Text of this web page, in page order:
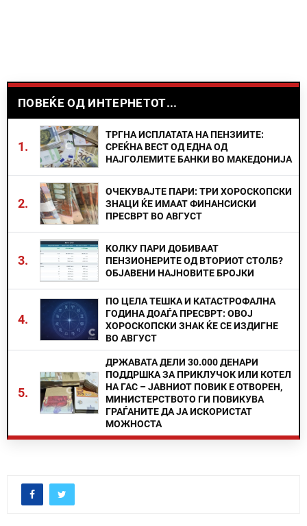
ПОВЕЌЕ ОД ИНТЕРНЕТОТ...
1.
ТРГНА ИСПЛАТАТА НА ПЕНЗИИТЕ:
СРЕЌНА ВЕСТ ОД ЕДНА ОД
НАЈГОЛЕМИТЕ БАНКИ ВО МАКЕДОНИЈА
2.
ОЧЕКУВАЈТЕ ПАРИ: ТРИ ХОРОСКОПСКИ
ЗНАЦИ ЌЕ ИМААТ ФИНАНСИСКИ
ПРЕСВРТ ВО АВГУСТ
3.
КОЛКУ ПАРИ ДОБИВААТ
ПЕНЗИОНЕРИТЕ ОД ВТОРИОТ СТОЛБ?
ОБЈАВЕНИ НАЈНОВИТЕ БРОЈКИ
4.
ПО ЦЕЛА ТЕШКА И КАТАСТРОФАЛНА
ГОДИНА ДОАЃА ПРЕСВРТ: ОВОЈ
ХОРОСКОПСКИ ЗНАК ЌЕ СЕ ИЗДИГНЕ
ВО АВГУСТ
5.
ДРЖАВАТА ДЕЛИ 30.000 ДЕНАРИ
ПОДДРШКА ЗА ПРИКЛУЧОК ИЛИ КОТЕЛ
НА ГАС – ЈАВНИОТ ПОВИК Е ОТВОРЕН,
МИНИСТЕРСТВОТО ГИ ПОВИКУВА
ГРАЃАНИТЕ ДА ЈА ИСКОРИСТАТ
МОЖНОСТА